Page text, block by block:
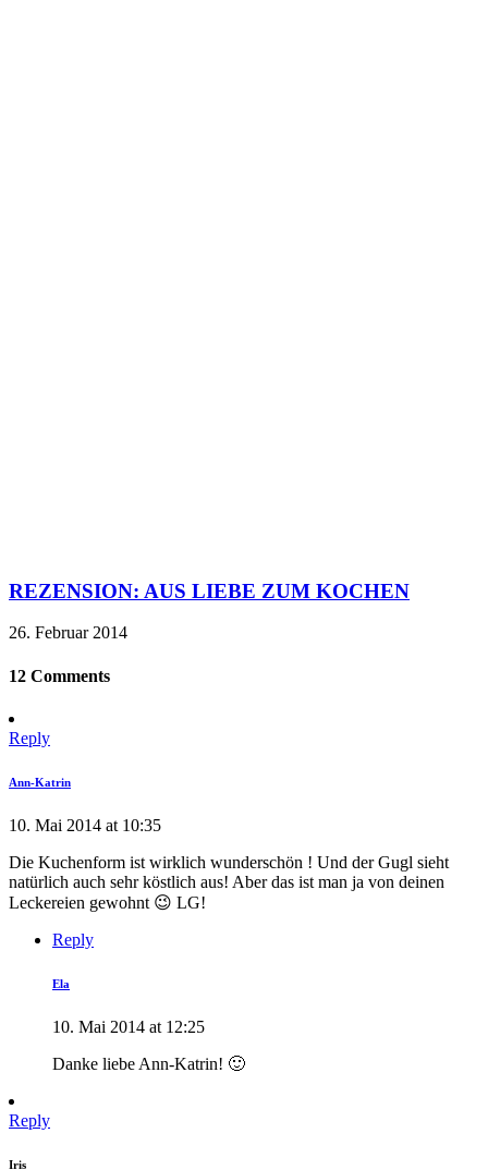
REZENSION: AUS LIEBE ZUM KOCHEN
26. Februar 2014
12 Comments
Reply
Ann-Katrin
10. Mai 2014 at 10:35
Die Kuchenform ist wirklich wunderschön ! Und der Gugl sieht
natürlich auch sehr köstlich aus! Aber das ist man ja von deinen
Leckereien gewohnt 😉 LG!
Reply
Ela
10. Mai 2014 at 12:25
Danke liebe Ann-Katrin! 🙂
Reply
Iris